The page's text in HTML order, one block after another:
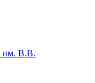
им. В.В.